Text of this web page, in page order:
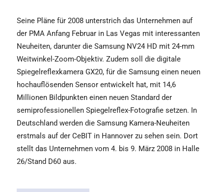
Seine Pläne für 2008 unterstrich das Unternehmen auf
der PMA Anfang Februar in Las Vegas mit interessanten
Neuheiten, darunter die Samsung NV24 HD mit 24-mm
Weitwinkel-Zoom-Objektiv. Zudem soll die digitale
Spiegelreflexkamera GX20, für die Samsung einen neuen
hochauflösenden Sensor entwickelt hat, mit 14,6
Millionen Bildpunkten einen neuen Standard der
semiprofessionellen Spiegelreflex-Fotografie setzen. In
Deutschland werden die Samsung Kamera-Neuheiten
erstmals auf der CeBIT in Hannover zu sehen sein. Dort
stellt das Unternehmen vom 4. bis 9. März 2008 in Halle
26/Stand D60 aus.